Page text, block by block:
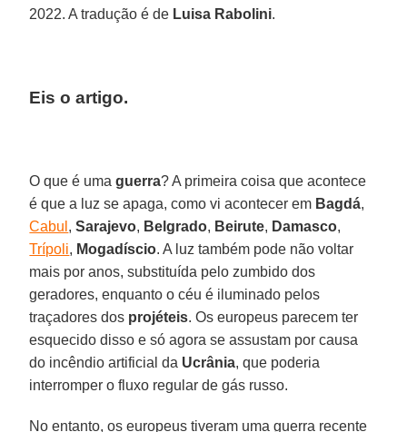
2022. A tradução é de Luisa Rabolini.
Eis o artigo.
O que é umaguerra? A primeira coisa que acontece
é que a luz se apaga, como vi acontecer em Bagdá,
Cabul ,Sarajevo, Belgrado, Beirute, Damasco,
Trípoli, Mogadíscio. A luz também pode não voltar
mais por anos, substituída pelo zumbido dos
geradores, enquanto o céu é iluminado pelos
traçadores dos projéteis. Os europeus parecem ter
esquecido disso e só agora se assustam por causa
do incêndio artificial da Ucrânia, que poderia
interromper o fluxo regular de gás russo.
No entanto, os europeus tiveram uma guerra recente